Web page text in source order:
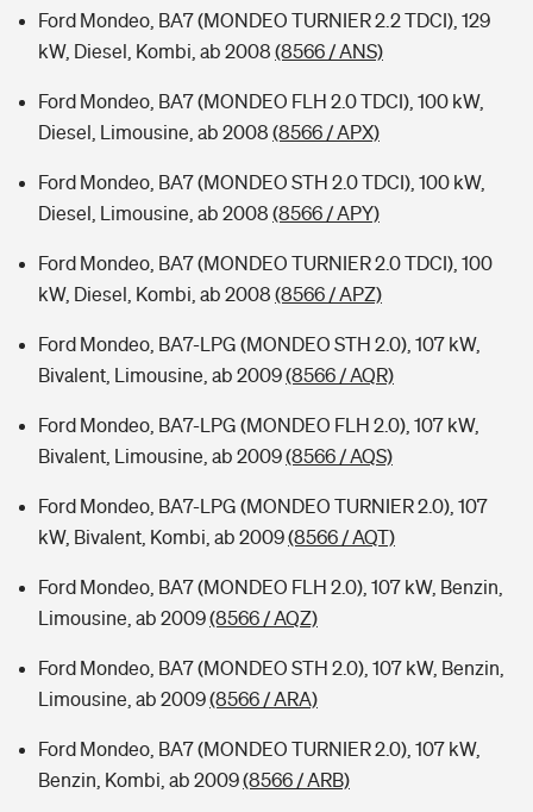
Ford Mondeo, BA7 (MONDEO TURNIER 2.2 TDCI), 129
kW, Diesel, Kombi, ab 2008 (8566 / ANS)
Ford Mondeo, BA7 (MONDEO FLH 2.0 TDCI), 100 kW,
Diesel, Limousine, ab 2008 (8566 / APX)
Ford Mondeo, BA7 (MONDEO STH 2.0 TDCI), 100 kW,
Diesel, Limousine, ab 2008 (8566 / APY)
Ford Mondeo, BA7 (MONDEO TURNIER 2.0 TDCI), 100
kW, Diesel, Kombi, ab 2008 (8566 / APZ)
Ford Mondeo, BA7-LPG (MONDEO STH 2.0), 107 kW,
Bivalent, Limousine, ab 2009(8566 / AQR)
Ford Mondeo, BA7-LPG (MONDEO FLH 2.0), 107 kW,
Bivalent, Limousine, ab 2009(8566 / AQS)
Ford Mondeo, BA7-LPG (MONDEO TURNIER 2.0), 107
kW, Bivalent, Kombi, ab 2009(8566 / AQT)
Ford Mondeo, BA7 (MONDEO FLH 2.0), 107 kW, Benzin,
Limousine, ab 2009(8566 / AQZ)
Ford Mondeo, BA7 (MONDEO STH 2.0), 107 kW, Benzin,
Limousine, ab 2009(8566 / ARA)
Ford Mondeo, BA7 (MONDEO TURNIER 2.0), 107 kW,
Benzin, Kombi, ab 2009(8566 / ARB)